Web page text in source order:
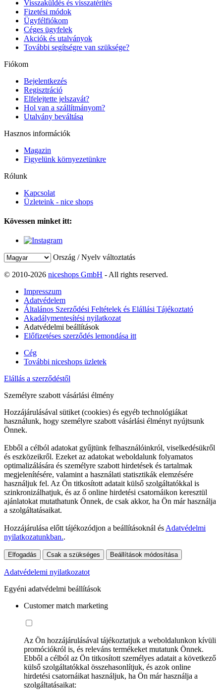
Visszaküldés és visszatérítés
Fizetési módok
Ügyfélfiókom
Céges ügyfelek
Akciók és utalványok
További segítségre van szüksége?
Fiókom
Bejelentkezés
Regisztráció
Elfelejtette jelszavát?
Hol van a szállítmányom?
Utalvány beváltása
Hasznos információk
Magazin
Figyelünk környezetünkre
Rólunk
Kapcsolat
Üzleteink - nice shops
Kövessen minket itt:
Ország / Nyelv változtatás
© 2010-2026 niceshops GmbH - All rights reserved.
Impresszum
Adatvédelem
Általános Szerződési Feltételek és Elállási Tájékoztató
Akadálymentesítési nyilatkozat
Adatvédelmi beállítások
Előfizetéses szerződés lemondása itt
Cég
További niceshops üzletek
Elállás a szerződéstől
Személyre szabott vásárlási élmény
Hozzájárulásával sütiket (cookies) és egyéb technológiákat
használunk, hogy személyre szabott vásárlási élményt nyújtsunk
Önnek.
Ebből a célból adatokat gyűjtünk felhasználóinkról, viselkedésükről
és eszközeikről. Ezeket az adatokat weboldalunk folyamatos
optimalizálására és személyre szabott hirdetések és tartalmak
megjelenítésére, valamint a használati statisztikák elemzésére
használjuk fel. Az Ön titkosított adatait külső szolgáltatókkal is
szinkronizálhatjuk, és az ő online hirdetési csatornáikon keresztül
ajánlatokat mutathatunk Önnek, de csak akkor, ha Ön már használja
a szolgáltatásaikat.
Hozzájárulása előtt tájékozódjon a beállításoknál és Adatvédelmi
nyilatkozatunkban..
Elfogadás Csak a szükséges Beállítások módosítása
Adatvédelemi nyilatkozatot
Egyéni adatvédelmi beállítások
Customer match marketing
Az Ön hozzájárulásával tájékoztatjuk a weboldalunkon kívüli
promóciókról is, és releváns termékeket mutatunk Önnek.
Ebből a célból az Ön titkosított személyes adatait a következő
külső szolgáltatókkal összehasonlítjuk, és azok online
hirdetési csatornáikat használjuk, ha Ön már használja a
szolgáltatásaikat: